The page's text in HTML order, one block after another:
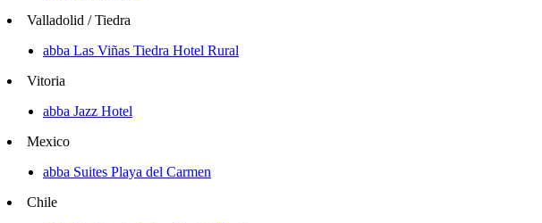
Valladolid / Tiedra
abba Las Viñas Tiedra Hotel Rural
Vitoria
abba Jazz Hotel
Mexico
abba Suites Playa del Carmen
Chile